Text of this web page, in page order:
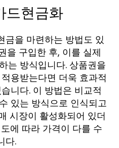
드현금화
금을 마련하는 방법도 있
을 구입한 후, 이를 실제
는 방식입니다. 상품권을
용받는다면 더욱 효과적
니다. 이 방법은 비교적
있는 방식으로 인식되고
시장이 활성화되어 있더
에 따라 가격이 다를 수
다.